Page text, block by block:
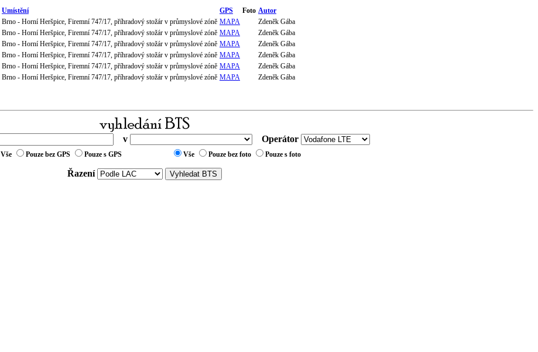
Umístění GPS Foto Autor
Brno - Horní Heršpice, Firemní 747/17, příhradový stožár v průmyslové zóně MAPA
Zdeněk Gába
Brno - Horní Heršpice, Firemní 747/17, příhradový stožár v průmyslové zóně MAPA
Zdeněk Gába
Brno - Horní Heršpice, Firemní 747/17, příhradový stožár v průmyslové zóně MAPA
Zdeněk Gába
Brno - Horní Heršpice, Firemní 747/17, příhradový stožár v průmyslové zóně MAPA
Zdeněk Gába
Brno - Horní Heršpice, Firemní 747/17, příhradový stožár v průmyslové zóně MAPA
Zdeněk Gába
Brno - Horní Heršpice, Firemní 747/17, příhradový stožár v průmyslové zóně MAPA Zdeněk Gába
v Operátor
Vše Pouze bez GPS Pouze s GPS Vše Pouze bez foto Pouze s foto
Řazení